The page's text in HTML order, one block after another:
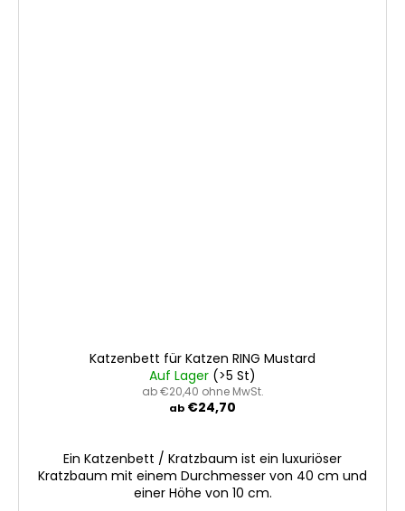
Katzenbett für Katzen RING Mustard
Auf Lager (>5 St)
ab €20,40 ohne MwSt.
ab €24,70
Ein Katzenbett / Kratzbaum ist ein luxuriöser
Kratzbaum mit einem Durchmesser von 40 cm und
einer Höhe von 10 cm.